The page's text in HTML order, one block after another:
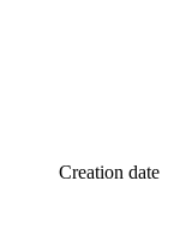
Creation date